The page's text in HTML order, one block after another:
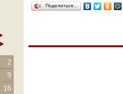
2
9
16
Поделиться…